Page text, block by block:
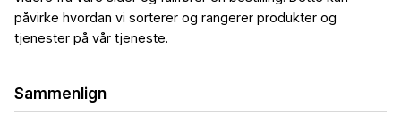
påvirke hvordan vi sorterer og rangerer produkter og
tjenester på vår tjeneste.
Sammenlign